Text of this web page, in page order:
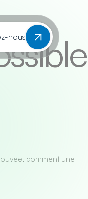
nous
comment une